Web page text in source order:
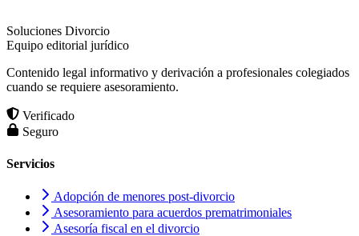
Soluciones Divorcio
Equipo editorial jurídico
Contenido legal informativo y derivación a profesionales colegiados
cuando se requiere asesoramiento.
Verificado
Seguro
Servicios
Adopción de menores post-divorcio
Asesoramiento para acuerdos prematrimoniales
Asesoría fiscal en el divorcio